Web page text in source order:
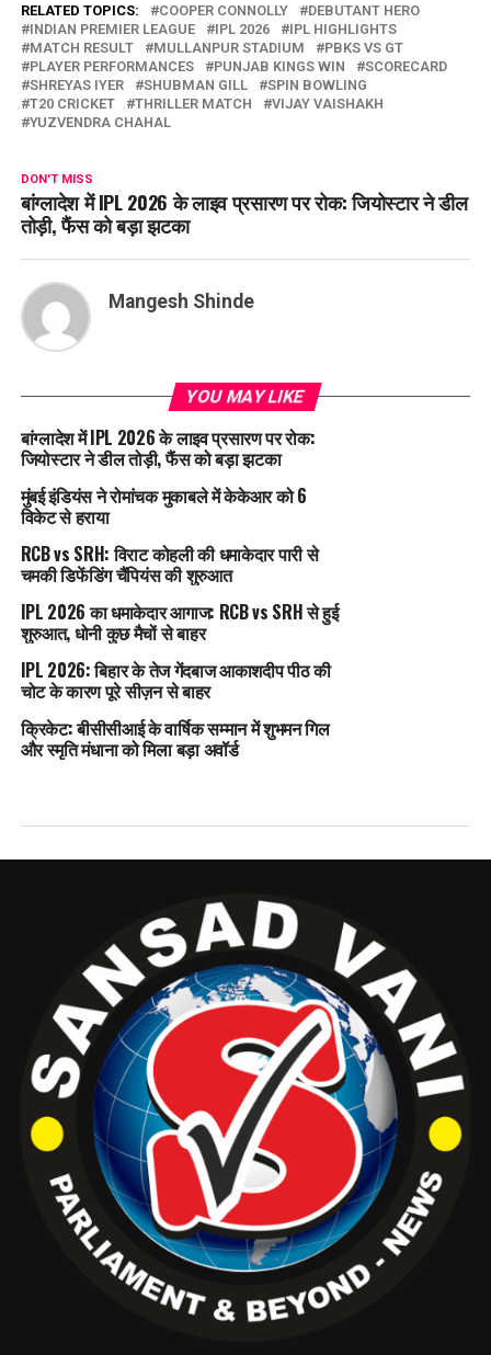
RELATED TOPICS: COOPER CONNOLLY
DEBUTANT HERO
INDIAN PREMIER LEAGUE
IPL 2026
IPL HIGHLIGHTS
MATCH RESULT
MULLANPUR STADIUM
PBKS VS GT
PLAYER PERFORMANCES
PUNJAB KINGS WIN
SCORECARD
SHREYAS IYER
SHUBMAN GILL
SPIN BOWLING
T20 CRICKET
THRILLER MATCH
VIJAY VAISHAKH
YUZVENDRA CHAHAL
DON'T MISS
बांग्लादेश में IPL 2026 के लाइव प्रसारण पर रोक: जियोस्टार ने डील
तोड़ी, फैंस को बड़ा झटका
Mangesh Shinde
YOU MAY LIKE
बांग्लादेश में IPL 2026 के लाइव प्रसारण पर रोक:
जियोस्टार ने डील तोड़ी, फैंस को बड़ा झटका
मुंबई इंडियंस ने रोमांचक मुकाबले में केकेआर को 6
विकेट से हराया
RCB vs SRH: विराट कोहली की धमाकेदार पारी से
चमकी डिफेंडिंग चैंपियंस की शुरुआत
IPL 2026 का धमाकेदार आगाज: RCB vs SRH से हुई
शुरुआत, धोनी कुछ मैचों से बाहर
IPL 2026: बिहार के तेज गेंदबाज आकाशदीप पीठ की
चोट के कारण पूरे सीज़न से बाहर
क्रिकेट: बीसीसीआई के वार्षिक सम्मान में शुभमन गिल
और स्मृति मंधाना को मिला बड़ा अवॉर्ड